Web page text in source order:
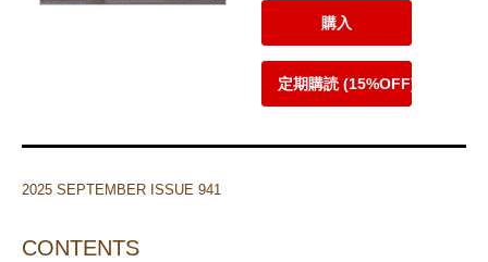
購入
定期購読 (15%OFF)
2025 SEPTEMBER ISSUE 941
CONTENTS